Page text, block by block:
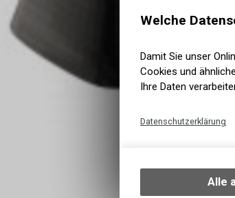
Welche
Damit Sie unser
Cookies und
Ihre Daten
Datenschutzerklärung
Alle